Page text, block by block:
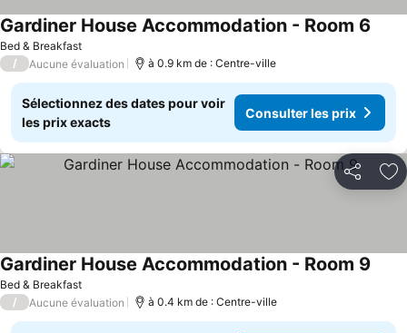
Bed & Breakfast
Gardiner House Accommodation - Room 6
/ Aucune évaluation à 0.9 km de : Centre-ville
Sélectionnez des dates pour voir
les prix exacts
Consulter les prix
Partager
Bed & Breakfast
Gardiner House Accommodation - Room 9
/ Aucune évaluation à 0.4 km de : Centre-ville